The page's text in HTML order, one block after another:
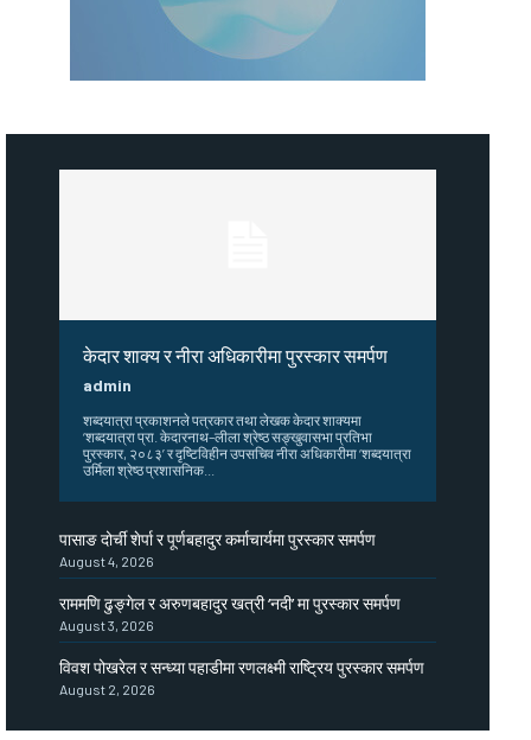
केदार शाक्य र नीरा अधिकारीमा पुरस्कार समर्पण
admin
शब्दयात्रा प्रकाशनले पत्रकार तथा लेखक केदार शाक्यमा
‘शब्दयात्रा प्रा. केदारनाथ–लीला श्रेष्ठ सङ्खुवासभा प्रतिभा
पुरस्कार, २०८३’ र दृष्टिविहीन उपसचिव नीरा अधिकारीमा ‘शब्दयात्रा
उर्मिला श्रेष्ठ प्रशासनिक...
पासाङ दोर्ची शेर्पा र पूर्णबहादुर कर्माचार्यमा पुरस्कार समर्पण
August 4, 2026
राममणि ढुङ्गेल र अरुणबहादुर खत्री ‘नदी’ मा पुरस्कार समर्पण
August 3, 2026
विवश पोखरेल र सन्ध्या पहाडीमा रणलक्ष्मी राष्ट्रिय पुरस्कार समर्पण
August 2, 2026